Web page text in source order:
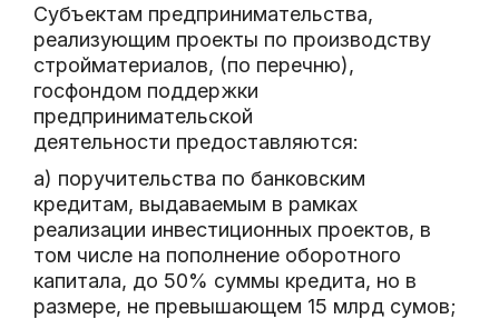
Субъектам предпринимательства,
реализующим проекты по производству
стройматериалов, (по перечню),
госфондом поддержки
предпринимательской
деятельности предоставляются:
а) поручительства по банковским
кредитам, выдаваемым в рамках
реализации инвестиционных проектов, в
том числе на пополнение оборотного
капитала, до 50% суммы кредита, но в
размере, не превышающем 15 млрд сумов;